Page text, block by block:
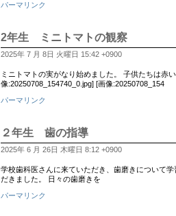
パーマリンク
2年生 ミニトマトの観察
2025年 7 月 8日 火曜日 15:42 +0900
ミニトマトの実がなり始めました。 子供たちは赤
像:20250708_154740_0.jpg] [画像:20250708_154
パーマリンク
２年生 歯の指導
2025年 6 月 26日 木曜日 8:12 +0900
学校歯科医さんに来ていただき、歯磨きについて
だきました。 日々の歯磨きを
パーマリンク